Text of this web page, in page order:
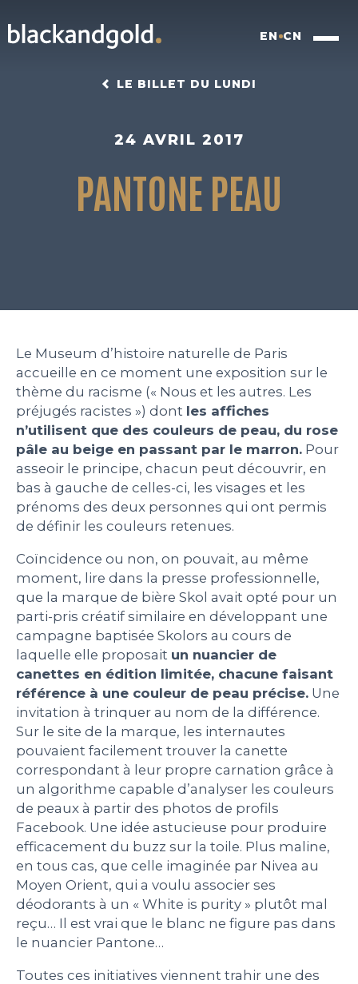
EN CN
INSIGHTFUL BRANDING
BLACKBOX
WORK
PEOPLE
LE BILLET DU LUNDI
CONTACT
Mentions légales
Politique de protection des données
personnelles
Plan du site
LE BILLET DU LUNDI
24 AVRIL 2017
PANTONE PEAU
Le Museum d’histoire naturelle de Paris
accueille en ce moment une exposition sur le
thème du racisme (« Nous et les autres. Les
préjugés racistes ») dont les affiches
n’utilisent que des couleurs de peau, du rose
pâle au beige en passant par le marron. Pour
asseoir le principe, chacun peut découvrir, en
bas à gauche de celles-ci, les visages et les
prénoms des deux personnes qui ont permis
de définir les couleurs retenues.
Coïncidence ou non, on pouvait, au même
moment, lire dans la presse professionnelle,
que la marque de bière Skol avait opté pour un
parti-pris créatif similaire en développant une
campagne baptisée Skolors au cours de
laquelle elle proposait un nuancier de
canettes en édition limitée, chacune faisant
référence à une couleur de peau précise. Une
invitation à trinquer au nom de la différence.
Sur le site de la marque, les internautes
pouvaient facilement trouver la canette
correspondant à leur propre carnation grâce à
un algorithme capable d’analyser les couleurs
de peaux à partir des photos de profils
Facebook. Une idée astucieuse pour produire
efficacement du buzz sur la toile. Plus maline,
en tous cas, que celle imaginée par Nivea au
Moyen Orient, qui a voulu associer ses
déodorants à un « White is purity » plutôt mal
reçu… Il est vrai que le blanc ne figure pas dans
le nuancier Pantone…
Toutes ces initiatives viennent trahir une des